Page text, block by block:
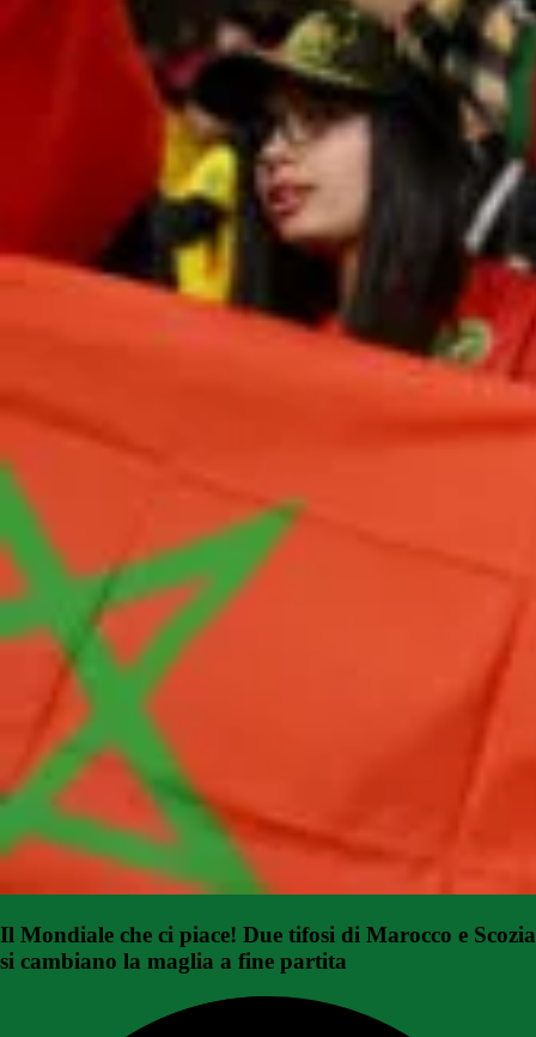
Il Mondiale che ci piace! Due tifosi di Marocco e Scozia
si cambiano la maglia a fine partita